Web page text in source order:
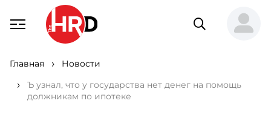
Главная
Новости
Ъ узнал, что у государства нет денег на помощь
должникам по ипотеке